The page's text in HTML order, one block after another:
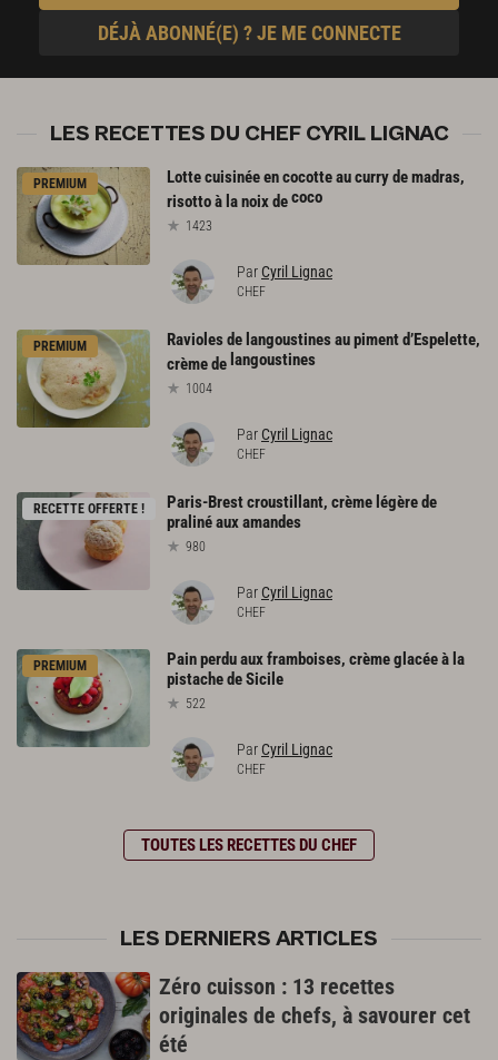
DÉJÀ ABONNÉ(E) ? JE ME CONNECTE
LES RECETTES DU CHEF CYRIL LIGNAC
PREMIUM
Lotte cuisinée en cocotte au curry de madras,
risotto à la noix decoco
1423
Par Cyril Lignac
CHEF
PREMIUM
Ravioles de langoustines au piment d’Espelette,
crème de langoustines
1004
Par Cyril Lignac
CHEF
RECETTE OFFERTE ! Paris-Brestcroustillant, crème légèrede
pralinéauxamandes
980
Par Cyril Lignac
CHEF
PREMIUM Painperduauxframboises, crèmeglacéeà la
pistachedeSicile
522
Par Cyril Lignac
CHEF
TOUTES LES RECETTES DU CHEF
LES DERNIERS ARTICLES
Zéro cuisson : 13 recettes
originales de chefs, à savourer cet
été